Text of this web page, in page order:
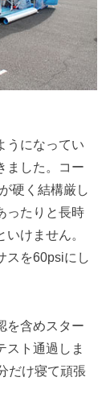
うになってい
ました。コー
硬く結構厳し
ったりと長時
けません。
スを60psiにし
を含めスター
スト通過しま
だけ寝て頑張